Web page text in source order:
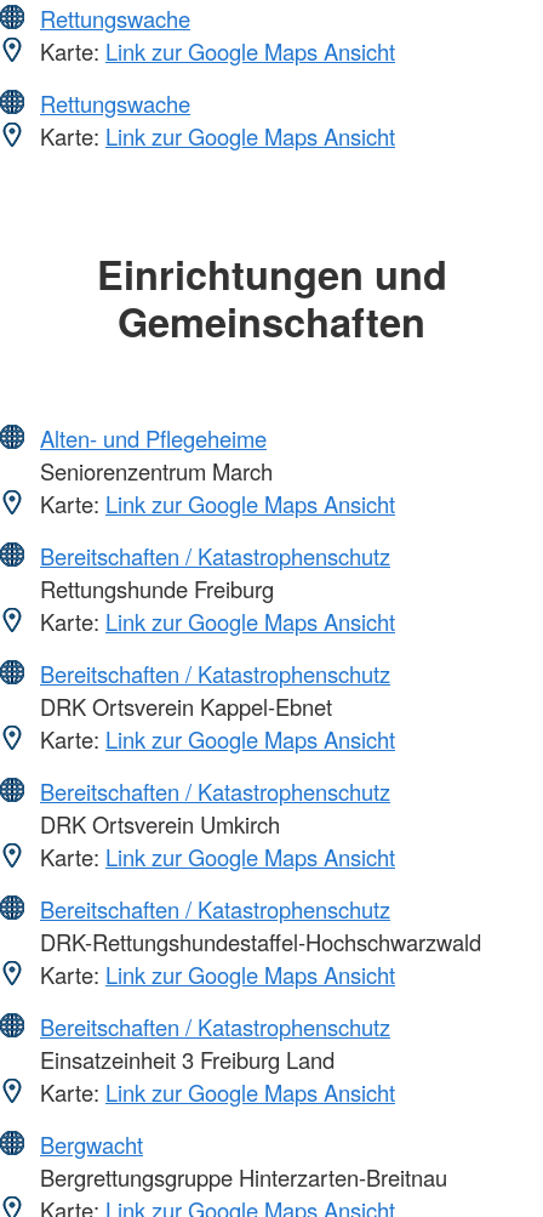
Rettungswache
Karte: Link zur Google Maps Ansicht
Rettungswache
Karte: Link zur Google Maps Ansicht
Einrichtungen und
Gemeinschaften
Alten- und Pflegeheime
Seniorenzentrum March
Karte: Link zur Google Maps Ansicht
Bereitschaften / Katastrophenschutz
Rettungshunde Freiburg
Karte: Link zur Google Maps Ansicht
Bereitschaften / Katastrophenschutz
DRK Ortsverein Kappel-Ebnet
Karte: Link zur Google Maps Ansicht
Bereitschaften / Katastrophenschutz
DRK Ortsverein Umkirch
Karte: Link zur Google Maps Ansicht
Bereitschaften / Katastrophenschutz
DRK-Rettungshundestaffel-Hochschwarzwald
Karte: Link zur Google Maps Ansicht
Bereitschaften / Katastrophenschutz
Einsatzeinheit 3 Freiburg Land
Karte: Link zur Google Maps Ansicht
Bergwacht
Bergrettungsgruppe Hinterzarten-Breitnau
Karte: Link zur Google Maps Ansicht